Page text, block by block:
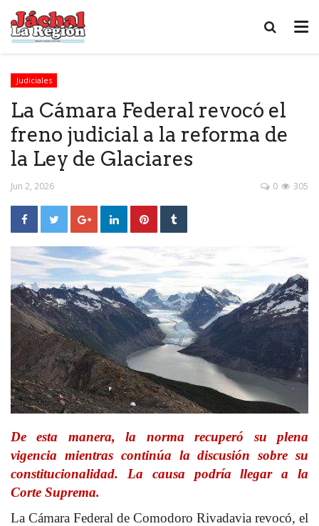
Judiciales
La Cámara Federal revocó el
freno judicial a la reforma de
la Ley de Glaciares
Jun 2, 2026 305
0
De esta manera, la norma recuperó su plena
vigencia mientras continúa la discusión sobre su
constitucionalidad. La causa podría llegar a la
Corte Suprema.
La Cámara Federal de Comodoro Rivadavia revocó, el